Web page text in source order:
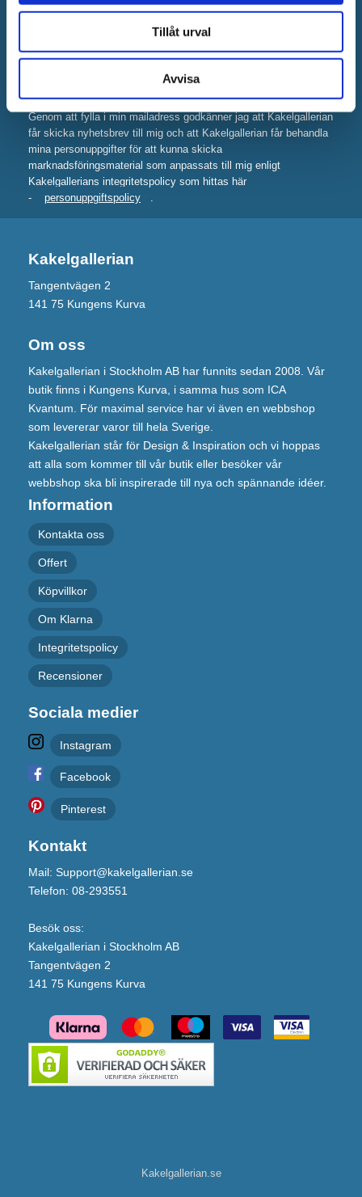
Tillåt urval
Avvisa
Genom att fylla i min mailadress godkänner jag att Kakelgallerian
får skicka nyhetsbrev till mig och att Kakelgallerian får behandla
mina personuppgifter för att kunna skicka
marknadsföringsmaterial som anpassats till mig enligt
Kakelgallerians integritetspolicy som hittas här
-
personuppgiftspolicy .
Kakelgallerian
Tangentvägen 2
141 75 Kungens Kurva
Om oss
Kakelgallerian i Stockholm AB har funnits sedan 2008. Vår
butik finns i Kungens Kurva, i samma hus som ICA
Kvantum. För maximal service har vi även en webbshop
som levererar varor till hela Sverige.
Kakelgallerian står för Design & Inspiration och vi hoppas
att alla som kommer till vår butik eller besöker vår
webbshop ska bli inspirerade till nya och spännande idéer.
Information
Kontakta oss
Offert
Köpvillkor
Om Klarna
Integritetspolicy
Recensioner
Sociala medier
Instagram
Facebook
Pinterest
Kontakt
Mail: Support@kakelgallerian.se
Telefon: 08-293551
Besök oss:
Kakelgallerian i Stockholm AB
Tangentvägen 2
141 75 Kungens Kurva
Kakelgallerian.se